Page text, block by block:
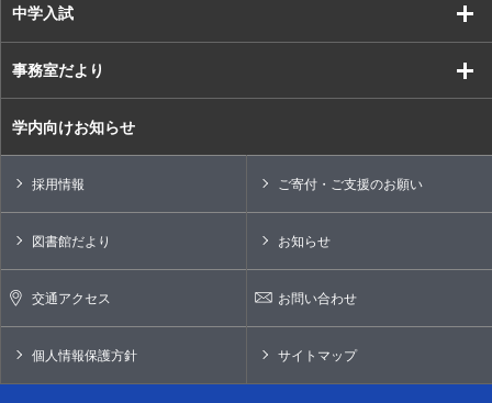
中学入試
事務室だより
学内向けお知らせ
採用情報 ご寄付・ご支援のお願い
図書館だより お知らせ
交通アクセス お問い合わせ
個人情報保護方針 サイトマップ